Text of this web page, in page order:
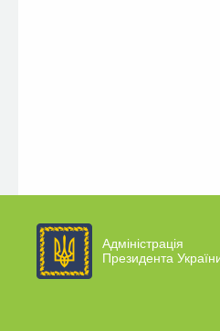
Адміністрація
Президента